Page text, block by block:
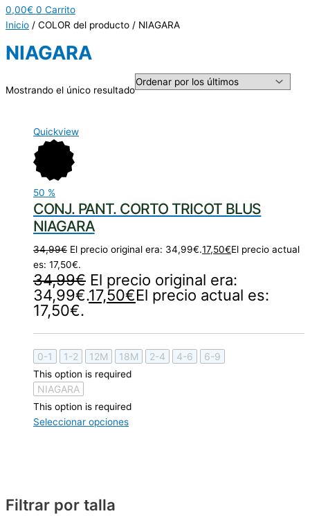
0,00€ 0 Carrito
Filtrar por talla
Inicio / COLOR del producto / NIAGARA
NIAGARA
Mostrando el único resultado
Quickview
50 %
CONJ. PANT. CORTO TRICOT BLUS
NIAGARA
34,99€ El precio original era: 34,99€.17,50€El precio actual
es: 17,50€.
34,99€ El precio original era:
34,99€.17,50€El precio actual es:
17,50€.
0-1 1-2 12M 18M 2-4 4-6 6-9
This option is required
NIAGARA
This option is required
Seleccionar opciones